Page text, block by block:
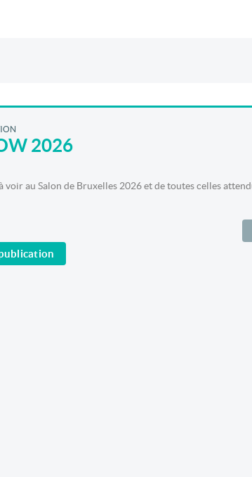
2026
voir au Salon de Bruxelles 2026 et de toutes celles